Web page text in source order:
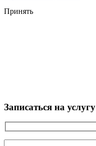
Принять
Записаться на услугу